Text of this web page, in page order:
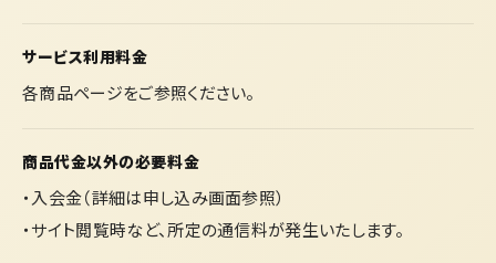
サービス利用料金
各商品ページをご参照ください。
商品代金以外の必要料金
・入会金（詳細は申し込み画面参照）
・サイト閲覧時など、所定の通信料が発生いたします。